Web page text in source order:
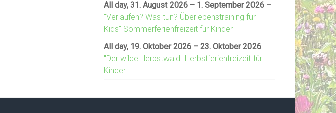
All day,31. August 2026 – 1. September 2026 –
"Verlaufen? Was tun? Überlebenstraining für
Kids" Sommerferienfreizeit für Kinder
All day, 19. Oktober 2026 – 23. Oktober 2026 –
"Der wilde Herbstwald" Herbstferienfreizeit für
Kinder